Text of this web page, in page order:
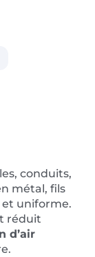
conduits,
métal, fils
et uniforme.
réduit
d’air